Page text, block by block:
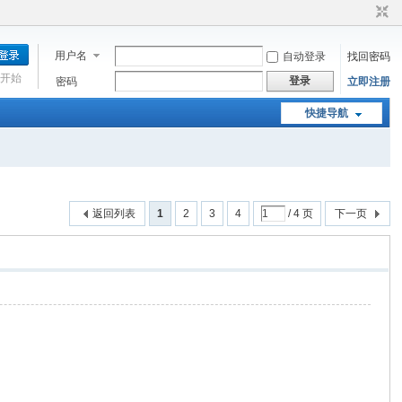
用户名 自动登录
找回密码
密码
登录 立即注册
始
快捷导航
1 2 3 4 / 4 页 下一页
返回列表